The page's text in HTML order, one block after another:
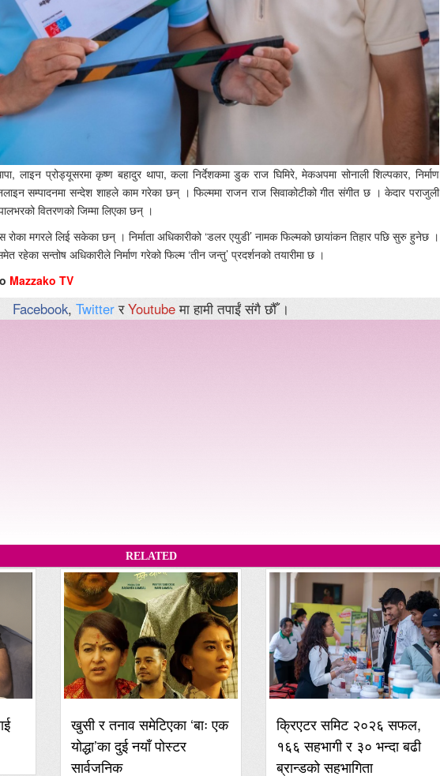
लाइन प्रोड्यूसरमा कृष्ण बहादुर थापा, कला निर्देशकमा डुक राज घिमिरे, मेकअपमा सोनाली शिल्पकार, निर्माण
सम्पादनमा सन्देश शाहले काम गरेका छन् । फिल्ममा राजन राज सिवाकोटीको गीत संगीत छ । केदार पराजुली
वितरणको जिम्मा लिएका छन् ।
रोका मगरले लिई सकेका छन् । निर्माता अधिकारीको ‘डलर एयुडी’ नामक फिल्मको छायांकन तिहार पछि सुरु हुनेछ ।
रहेका सन्तोष अधिकारीले निर्माण गरेको फिल्म ‘तीन जन्तु’ प्रदर्शनको तयारीमा छ ।
Mazzako TV
Facebook, TwitterरYoutubeमा हामी तपाईं संगै छौँ ।
RELATED
खुसी र तनाव समेटिएका ‘बाः एक
योद्धा’का दुई नयाँ पोस्टर
सार्वजनिक
क्रिएटर समिट २०२६ सफल,
१६६ सहभागी र ३० भन्दा बढी
ब्रान्डको सहभागिता